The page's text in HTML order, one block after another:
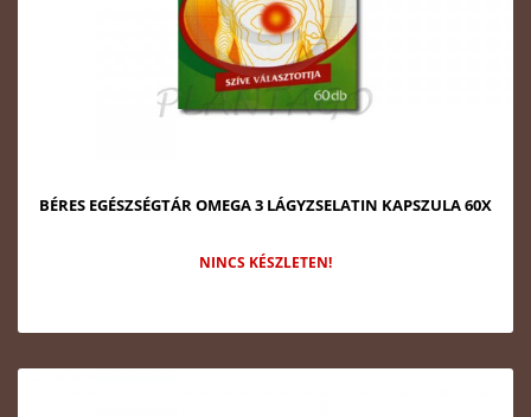
BÉRES EGÉSZSÉGTÁR OMEGA 3 LÁGYZSELATIN KAPSZULA 60X
NINCS KÉSZLETEN!